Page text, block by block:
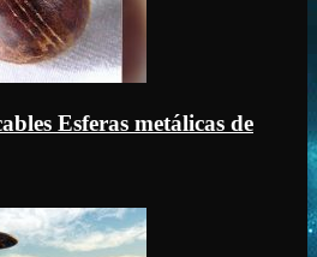
Esferas metálicas de